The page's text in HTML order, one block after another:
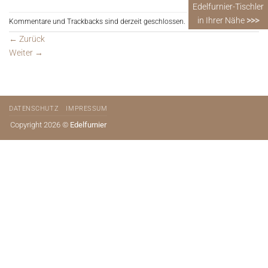
Kommentare und Trackbacks sind derzeit geschlossen.
← Zurück
Weiter →
DATENSCHUTZ IMPRESSUM
Copyright 2026 © Edelfurnier
Edelfurnier-Tischler
in Ihrer Nähe >>>